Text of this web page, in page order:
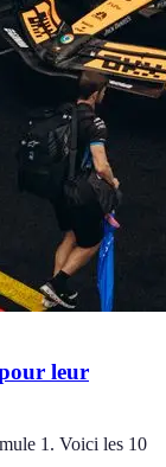
leur
1. Voici les 10